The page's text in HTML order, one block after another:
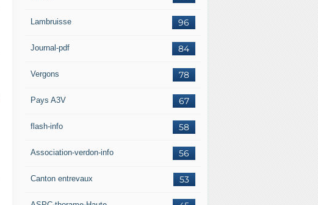
96
Lambruisse
84
Journal-pdf
78
Vergons
67
Pays A3V
58
flash-info
56
Association-verdon-info
53
Canton entrevaux